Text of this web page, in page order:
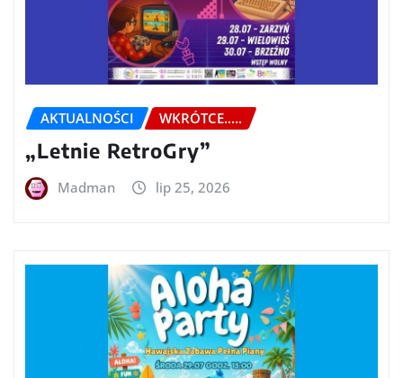
AKTUALNOŚCI WKRÓTCE.....
„Letnie RetroGry”
Madman lip 25, 2026